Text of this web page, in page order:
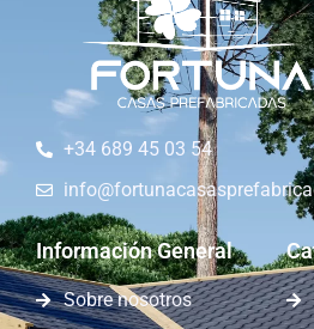
+34 689 45 03 54
Información General
Sobre nosotros